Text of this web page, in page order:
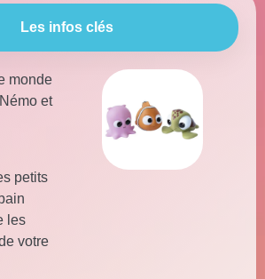
Les infos clés
monde
et
petits
les
votre